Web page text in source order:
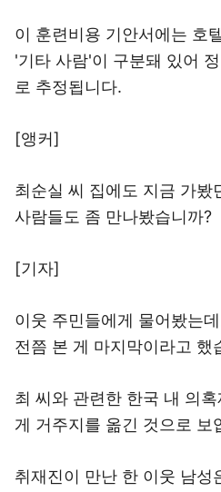
이 훈련비용 기안서에는 호
'기타 사람'이 구분돼 있어
로 추정됩니다.
[앵커]
최순실 씨 집에도 지금 가봤
사람들도 좀 만나봤습니까?
[기자]
이웃 주민들에게 물어봤는
전쯤 본 게 마지막이라고 했
최 씨와 관련한 한국 내 의
게 거주지를 옮긴 것으로 보
취재진이 만난 한 이웃 남성